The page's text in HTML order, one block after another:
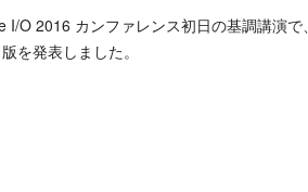
O 2016 カンファレンス初日の基調講演で、
を発表しました。